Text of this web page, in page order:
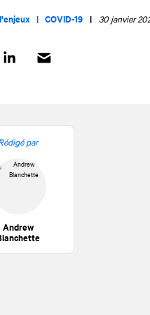
| COVID-19 | 30 janvier
par
Andrew